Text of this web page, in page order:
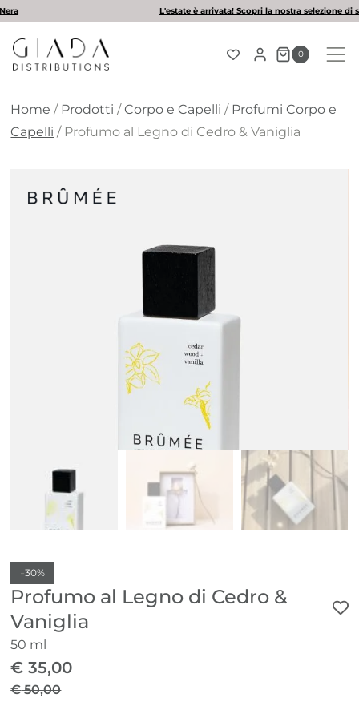
Salta
contenuto
L'estate è arrivata! Scopri la nostra selezione di solari
0
Home / Prodotti /Corpo e Capelli / Profumi Corpo e
Capelli / Profumo al Legno di Cedro & Vaniglia
-30%
Profumo al Legno di Cedro &
Vaniglia
50 ml
€50,00
€ 35,00